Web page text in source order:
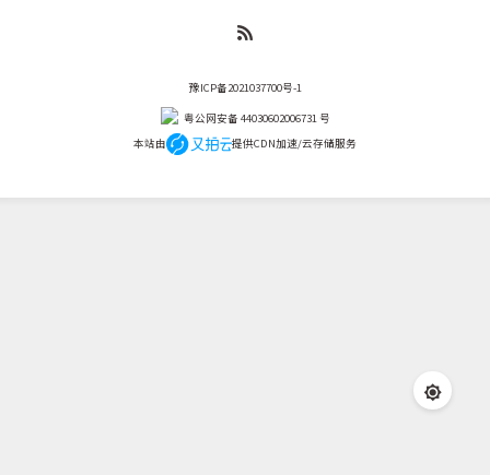
豫ICP备2021037700号-1
粤公网安备 44030602006731 号
本站由
提供CDN加速/云存储服务